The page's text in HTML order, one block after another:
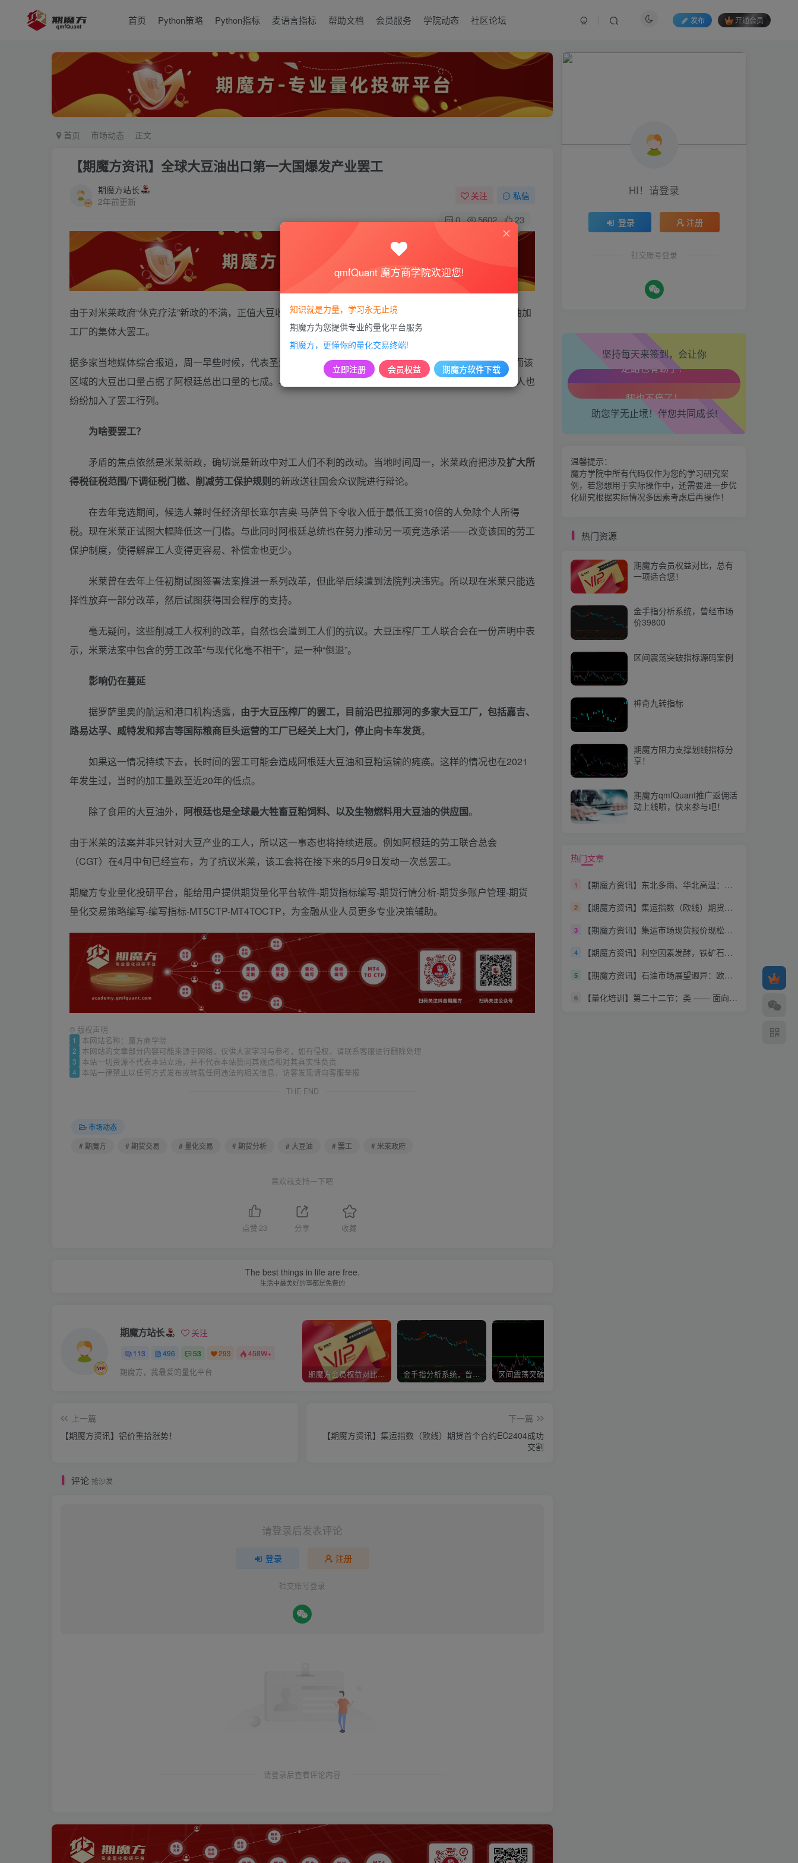
首页 Python策略 Python指标 麦语言指标 帮助文档 会员服务 学院动态 社区论坛 发布 开通会员
首页 市场动态 正文
【期魔方资讯】全球大豆油出口第一大国爆发产业罢工
期魔方站长
2年前更新
关注 私信
0 5602 23
由于对米莱政府“休克疗法”新政的不满，正值大豆收获季节的全球最大大豆油出口国阿根廷，却遭遇了大豆油加
工厂的集体大罢工。
据多家当地媒体综合报道，周一早些时候，代表圣洛伦佐港区工厂工人的劳工团体SOEA已正式宣布罢工，而该
区域的大豆出口量占据了阿根廷总出口量的七成。与此同时，在工会的号召下，其他地区的大豆油压榨厂工人也
纷纷加入了罢工行列。
为啥要罢工？
矛盾的焦点依然是米莱新政，确切说是新政中对工人们不利的改动。当地时间周一，米莱政府把涉及扩大所
得税征税范围/下调征税门槛、削减劳工保护规则的新政送往国会众议院进行辩论。
在去年竞选期间，候选人兼时任经济部长塞尔吉奥·马萨曾下令收入低于最低工资10倍的人免除个人所得
税。现在米莱正试图大幅降低这一门槛。与此同时阿根廷总统也在努力推动另一项竞选承诺——改变该国的劳工
保护制度，使得解雇工人变得更容易、补偿金也更少。
米莱曾在去年上任初期试图签署法案推进一系列改革，但此举后续遭到法院判决违宪。所以现在米莱只能选
择性放弃一部分改革，然后试图获得国会程序的支持。
毫无疑问，这些削减工人权利的改革，自然也会遭到工人们的抗议。大豆压榨厂工人联合会在一份声明中表
示，米莱法案中包含的劳工改革“与现代化毫不相干”，是一种“倒退”。
影响仍在蔓延
据罗萨里奥的航运和港口机构透露， 由于大豆压榨厂的罢工，目前沿巴拉那河的多家大豆工厂，包括嘉吉、
路易达孚、威特发和邦吉等国际粮商巨头运营的工厂已经关上大门，停止向卡车发货。
如果这一情况持续下去，长时间的罢工可能会造成阿根廷大豆油和豆粕运输的瘫痪。这样的情况也在2021
年发生过，当时的加工量跌至近20年的低点。
除了食用的大豆油外， 阿根廷也是全球最大牲畜豆粕饲料、以及生物燃料用大豆油的供应国。
由于米莱的法案并非只针对大豆产业的工人，所以这一事态也将持续进展。例如阿根廷的劳工联合总会
（CGT）在4月中旬已经宣布，为了抗议米莱，该工会将在接下来的5月9日发动一次总罢工。
期魔方专业量化投研平台，能给用户提供期货量化平台软件-期货指标编写-期货行情分析-期货多账户管理-期货
量化交易策略编写-编写指标-MT5CTP-MT4TOCTP，为金融从业人员更多专业决策辅助。
© 版权声明
1 本网站名称：魔方商学院
2 本网站的文章部分内容可能来源于网络，仅供大家学习与参考，如有侵权，请联系客服进行删除处理
3 本站一切资源不代表本站立场，并不代表本站赞同其观点和对其真实性负责
4
本站一律禁止以任何方式发布或转载任何违法的相关信息，访客发现请向客服举报
THE END
市场动态
# 期魔方
# 期货交易 # 量化交易 # 期货分析 # 大豆油 # 罢工 # 米莱政府
喜欢就支持一下吧
点赞 23 分享 收藏
The best things in life are free.
生活中最美好的事都是免费的
期魔方站长 关注
113 496 53 293 458W+
期魔方，我最爱的量化平台 期魔方会员权益对比，总有一项适合您！ 金手指分析系统，曾经市场价39800
上一篇
【期魔方资讯】铝价重拾涨势！
下一篇
【期魔方资讯】集运指数（欧线）期货首个合约EC2404成功
交割
评论 抢沙发
请登录后发表评论
登录 注册
社交账号登录
请登录后查看评论内容
HI！请登录
登录 注册
社交账号登录
期魔方会员权益对比，总有
一项适合您！
金手指分析系统，曾经市场
价39800
神奇九转指标
热门文章
1 【期魔方资讯】东北多雨、华北高温：玉米市场情况出现新变化？
2 【期魔方资讯】集运指数（欧线）期货首个合约EC2404成功交割
3 【期魔方资讯】集运市场现货报价现松动迹象 分析人士预警虚高运价或难以为继
4 【期魔方资讯】利空因素发酵，铁矿石价格承压运行
【期魔方资讯】石油市场展望迥异：欧佩克秘书长挑战IEA“过剩论”
6 【量化培训】第二十二节：类 —— 面向对象编程（下）
HI！请登录
登录 注册
社交账号登录
坚持每天来签到，会让你
心情也舒畅了！
走路也有劲了！
腿也不痛了！
交易也轻松了！
助您学无止境！伴您共同成长!
温馨提示：
魔方学院中所有代码仅作为您的学习研究案
例，若您想用于实际操作中，还需要进一步优
化研究根据实际情况多因素考虑后再操作！
热门资源
期魔方会员权益对比，总有
一项适合您！
金手指分析系统，曾经市场
价39800
区间震荡突破指标源码案例
神奇九转指标
期魔方阻力支撑划线指标分
享！
期魔方qmfQuant推广返佣活
动上线啦，快来参与吧！
热门文章
1 【期魔方资讯】东北多雨、华北高温：玉米市场情况出现新变化？
2 【期魔方资讯】集运指数（欧线）期货首个合约EC2404成功交割
3 【期魔方资讯】集运市场现货报价现松动迹象 分析人士预警虚高运价或难以为继
4 【期魔方资讯】利空因素发酵，铁矿石价格承压运行
5 【期魔方资讯】石油市场展望迥异：欧佩克秘书长挑战IEA“过剩论”
6 【量化培训】第二十二节：类 —— 面向对象编程（下）
qmfQuant 魔方商学院欢迎您!
知识就是力量，学习永无止境
期魔方为您提供专业的量化平台服务
期魔方，更懂你的量化交易终端!
立即注册 会员权益 期魔方软件下载